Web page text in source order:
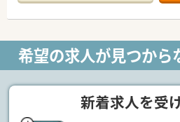
希望の求人が見つか
新着求人を受